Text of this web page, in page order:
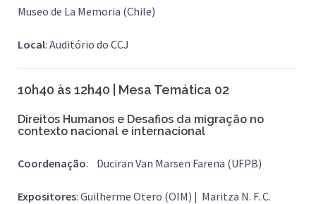
Museo de La Memoria (Chile)
Local: Auditório do CCJ
10h40 às 12h40 | Mesa Temática 02
Direitos Humanos e Desafios da migração no
contexto nacional e internacional
Coordenação: Duciran Van Marsen Farena (UFPB)
Expositores: Guilherme Otero (OIM) | Maritza N. F. C.